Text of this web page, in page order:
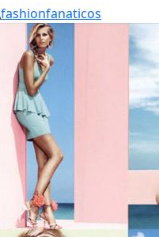
fashionfanaticos